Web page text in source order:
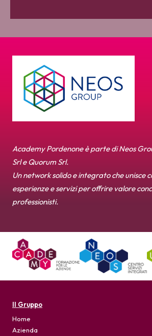
Academy Pordenone è parte di Neos
Srl e Quorum Srl.
Un network solido e integrato che unisce
esperienze e servizi per offrire valore
professionisti.
Il Gruppo
Home
Azienda